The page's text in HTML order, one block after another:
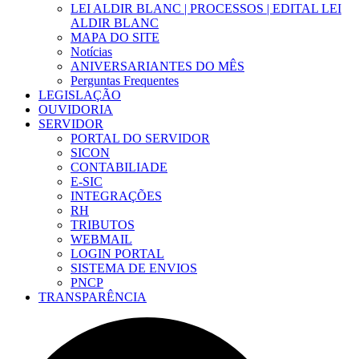
LEI ALDIR BLANC | PROCESSOS | EDITAL LEI
ALDIR BLANC
MAPA DO SITE
Notícias
ANIVERSARIANTES DO MÊS
Perguntas Frequentes
LEGISLAÇÃO
OUVIDORIA
SERVIDOR
PORTAL DO SERVIDOR
SICON
CONTABILIADE
E-SIC
INTEGRAÇÕES
RH
TRIBUTOS
WEBMAIL
LOGIN PORTAL
SISTEMA DE ENVIOS
PNCP
TRANSPARÊNCIA